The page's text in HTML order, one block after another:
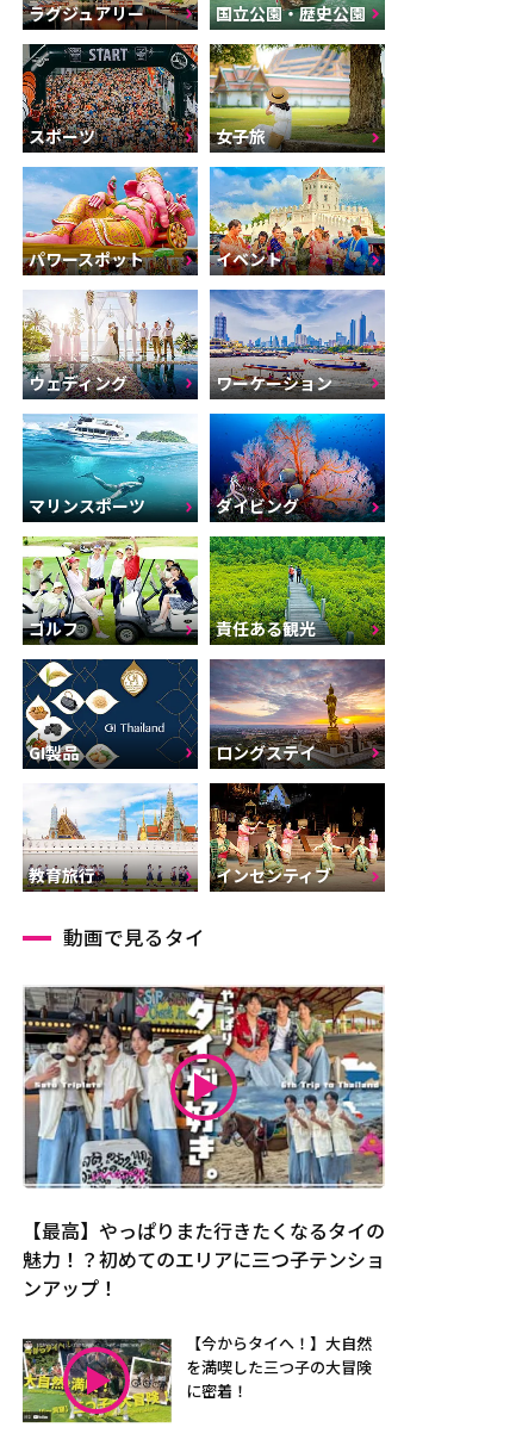
ラグジュアリー 国立公園・歴史公園
スポーツ 女子旅
パワースポット イベント
ウェディング ワーケーション
マリンスポーツ ダイビング
ゴルフ 責任ある観光
GI製品 ロングステイ
教育旅行 インセンティブ
動画で見るタイ
【最高】やっぱりまた行きたくなるタイの
魅力！？初めてのエリアに三つ子テンショ
ンアップ！
【今からタイへ！】大自然
を満喫した三つ子の大冒険
に密着！